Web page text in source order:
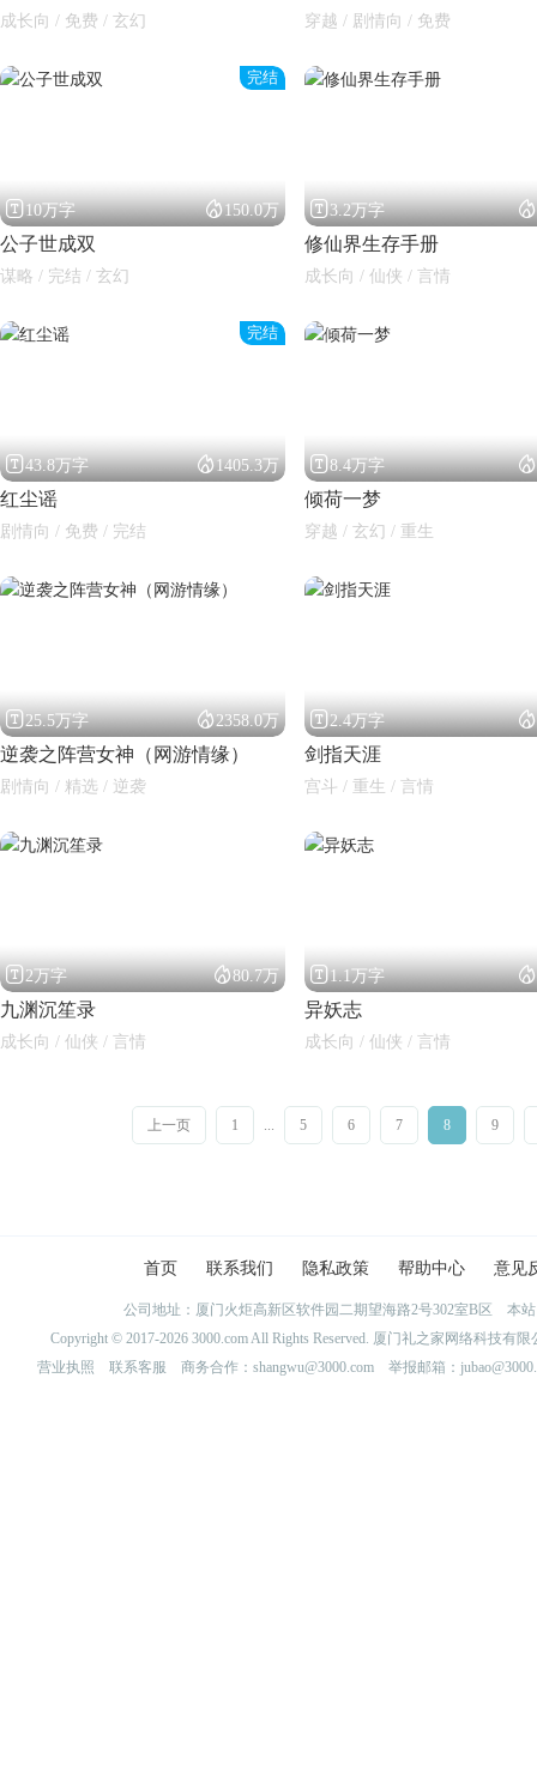
成长向 / 免费 / 玄幻 穿越 / 剧情向 / 免费
完结
10万字 150.0万
公子世成双
谋略 / 完结 / 玄幻
3.2万字 
修仙界生存手册
成长向 / 仙侠 / 言情
完结
43.8万字 1405.3万
红尘谣
剧情向 / 免费 / 完结
8.4万字 
倾荷一梦
穿越 / 玄幻 / 重生
25.5万字 2358.0万
逆袭之阵营女神（网游情缘）
剧情向 / 精选 / 逆袭
2.4万字 
剑指天涯
宫斗 / 重生 / 言情
2万字 80.7万
九渊沉笙录
成长向 / 仙侠 / 言情
1.1万字 
异妖志
成长向 / 仙侠 / 言情
上一页 1 ... 5 6 7 8 9
首页 联系我们 隐私政策 帮助中心 意见
公司地址：厦门火炬高新区软件园二期望海路2号302室B区 本
Copyright © 2017-2026 3000.com All Rights Reserved. 厦门礼之家网络科技
营业执照
联系客服 商务合作：shangwu@3000.com 举报邮箱：